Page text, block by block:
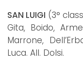
SAN LUIGI (3°
Gita, Boido,
Marrone,
Luca. All. Dolsi.